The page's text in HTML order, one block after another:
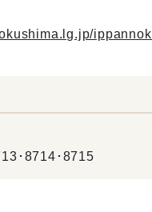
･8714･8715